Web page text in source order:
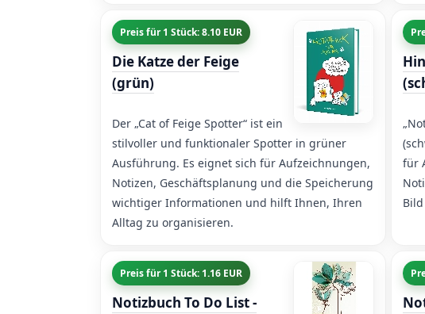
Preis für 1 Stück: 8.10 EUR
Die Katze der Feige
(grün)
Der „Cat of Feige Spotter“ ist ein
stilvoller und funktionaler Spotter in grüner
Ausführung. Es eignet sich für Aufzeichnungen,
Notizen, Geschäftsplanung und die Speicherung
wichtiger Informationen und hilft Ihnen, Ihren
Alltag zu organisieren.
für
Preis für 1 Stück: 1.16 EUR
Notizbuch To Do List -